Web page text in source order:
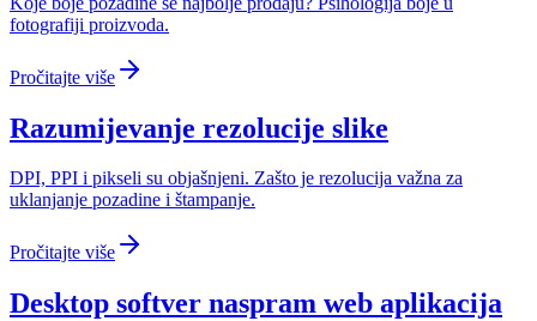
fotografiji proizvoda.
Pročitajte više
Razumijevanje rezolucije slike
DPI, PPI i pikseli su objašnjeni. Zašto je rezolucija važna za
uklanjanje pozadine i štampanje.
Pročitajte više
Desktop softver naspram web aplikacija